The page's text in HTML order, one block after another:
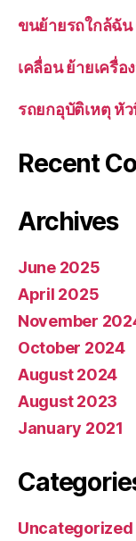
ขนย้ายรถใกล้ฉั
เคลื่อน ย้ายเครื่
รถยกอุบัติเหตุ หั
Recent
Archives
June 2025
April 2025
November
October 2024
August 2024
August 2023
January 2021
Uncategorized